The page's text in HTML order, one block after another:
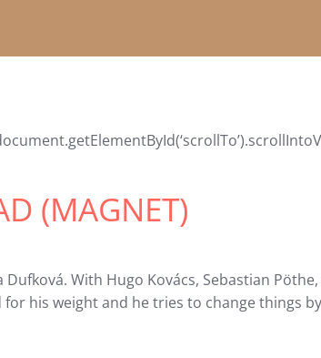
(MAGNET)
With Hugo Kovács, Sebastian
his weight and he tries to change things